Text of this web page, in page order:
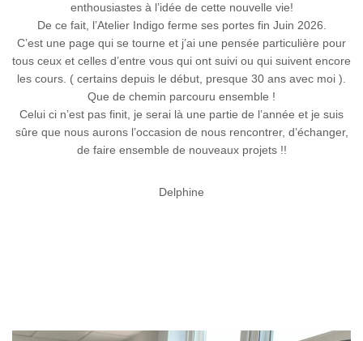
enthousiastes à l’idée de cette nouvelle vie!
De ce fait, l’Atelier Indigo ferme ses portes fin Juin 2026.
C’est une page qui se tourne et j’ai une pensée particulière pour
tous ceux et celles d’entre vous qui ont suivi ou qui suivent encore
les cours. ( certains depuis le début, presque 30 ans avec moi ).
Que de chemin parcouru ensemble !
Celui ci n’est pas finit, je serai là une partie de l’année et je suis
sûre que nous aurons l’occasion de nous rencontrer, d’échanger,
de faire ensemble de nouveaux projets !!
Delphine